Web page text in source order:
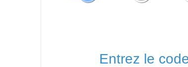
Entrez le